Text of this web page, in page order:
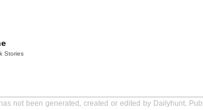
Stories
not been generated, created or edited by Dailyhunt.